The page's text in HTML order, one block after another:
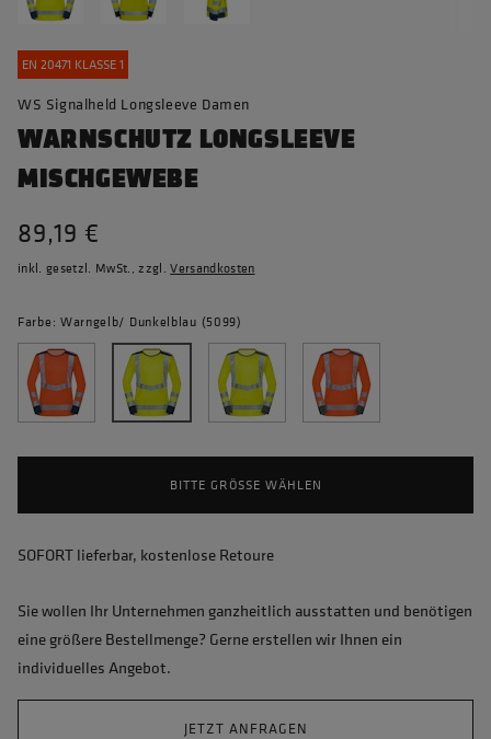
EN 20471 KLASSE 1
WS Signalheld Longsleeve Damen
WARNSCHUTZ LONGSLEEVE
MISCHGEWEBE
89,19 €
inkl. gesetzl. MwSt., zzgl.Versandkosten
Farbe: Warngelb/ Dunkelblau (5099)
BITTE GRÖSSE WÄHLEN
SOFORT lieferbar, kostenlose Retoure
Sie wollen Ihr Unternehmen ganzheitlich ausstatten und benötigen
eine größere Bestellmenge? Gerne erstellen wir Ihnen ein
individuelles Angebot.
JETZT ANFRAGEN